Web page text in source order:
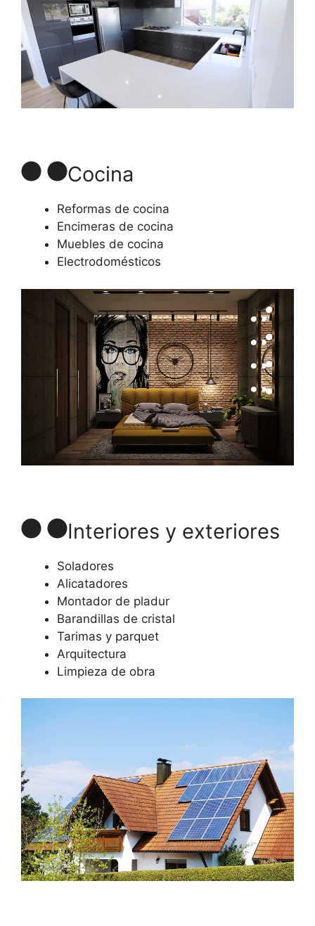
Cocina
Reformas de cocina
Encimeras de cocina
Muebles de cocina
Electrodomésticos
Interiores y exteriores
Soladores
Alicatadores
Montador de pladur
Barandillas de cristal
Tarimas y parquet
Arquitectura
Limpieza de obra